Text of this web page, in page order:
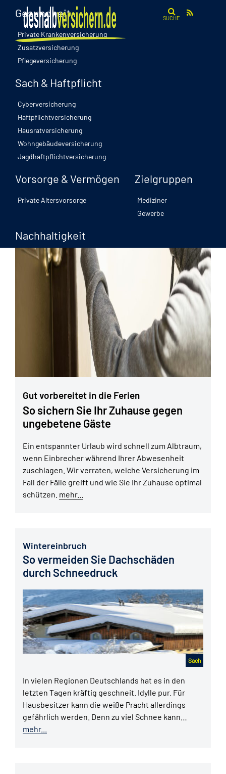
SUCHE
Gesundheit
Private Krankenversicherung
Zusatzversicherung
Pflegeversicherung
Sach & Haftpflicht
Cyberversicherung
Haftpflichtversicherung
Hausratversicherung
Wohngebäudeversicherung
Jagdhaftpflichtversicherung
Vorsorge & Vermögen
Private Altersvorsorge
Zielgruppen
Mediziner
Gewerbe
Nachhaltigkeit
Gut vorbereitet in die Ferien
So sichern Sie Ihr Zuhause gegen
ungebetene Gäste
Ein entspannter Urlaub wird schnell zum Albtraum,
wenn Einbrecher während Ihrer Abwesenheit
zuschlagen. Wir verraten, welche Versicherung im
Fall der Fälle greift und wie Sie Ihr Zuhause optimal
schützen. mehr...
Wintereinbruch
So vermeiden Sie Dachschäden
durch Schneedruck
Sach
In vielen Regionen Deutschlands hat es in den
letzten Tagen kräftig geschneit. Idylle pur. Für
Hausbesitzer kann die weiße Pracht allerdings
gefährlich werden. Denn zu viel Schnee kann…
mehr...